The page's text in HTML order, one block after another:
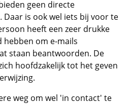
geen directe
is ook wel iets bij voor te
heeft een zeer drukke
hebben om e-mails
staan beantwoorden. De
hoofdzakelijk tot het geven
weg om wel 'in contact' te